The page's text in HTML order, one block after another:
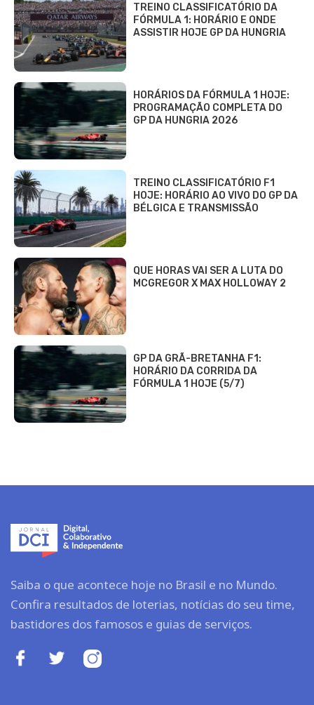
TREINO CLASSIFICATÓRIO DA
FÓRMULA 1: HORÁRIO E ONDE
ASSISTIR HOJE GP DA HUNGRIA
HORÁRIOS DA FÓRMULA 1 HOJE:
PROGRAMAÇÃO COMPLETA DO
GP DA HUNGRIA 2026
TREINO CLASSIFICATÓRIO F1
HOJE: HORÁRIO AO VIVO DO GP DA
BÉLGICA E TRANSMISSÃO
QUE HORAS VAI SER A LUTA DO
MCGREGOR X MAX HOLLOWAY 2
GP DA GRÃ-BRETANHA F1:
HORÁRIO DA CORRIDA DA
FÓRMULA 1 HOJE (5/7)
Saiba o que acontece hoje no Brasil e no Mundo.
Confira resultados de loterias, notícias do seu time,
bastidores dos famosos e guias de serviços.